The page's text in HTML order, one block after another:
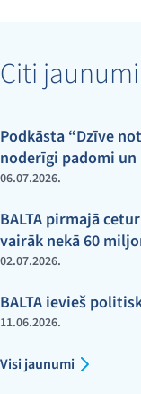
Citi jaunumi
Podkāsta “Dzīve
noderīgi padomi
06.07.2026.
BALTA pirmajā
vairāk nekā 60
02.07.2026.
BALTA ievieš
11.06.2026.
Visi jaunumi